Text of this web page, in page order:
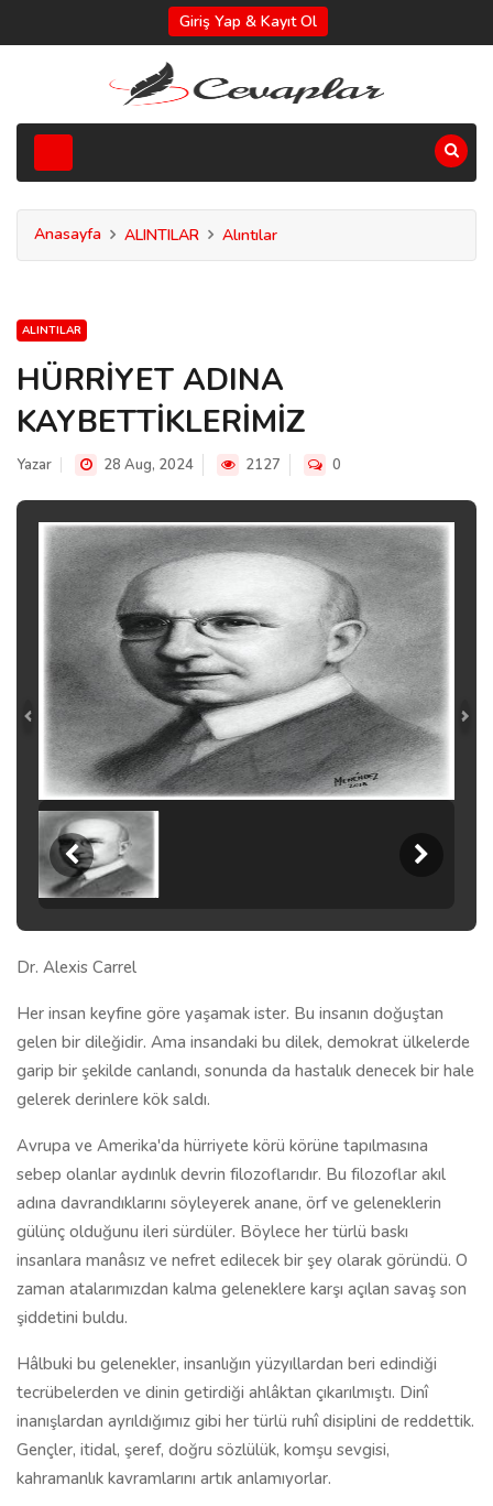
Giriş Yap & Kayıt Ol
Anasayfa ALINTILAR Alıntılar
ALINTILAR
HÜRRİYET ADINA
KAYBETTİKLERİMİZ
Yazar 28 Aug, 2024 2127 0
Dr. Alexis Carrel
Her insan keyfine göre yaşamak ister. Bu insanın doğuştan
gelen bir dileğidir. Ama insandaki bu dilek, demokrat ülkelerde
garip bir şekilde canlandı, sonunda da hastalık denecek bir hale
gelerek derinlere kök saldı.
Avrupa ve Amerika'da hürriyete körü körüne tapılmasına
sebep olanlar aydınlık devrin filozoflarıdır. Bu filozoflar akıl
adına davrandıklarını söyleyerek anane, örf ve geleneklerin
gülünç olduğunu ileri sürdüler. Böylece her türlü baskı
insanlara manâsız ve nefret edilecek bir şey olarak göründü. O
zaman atalarımızdan kalma geleneklere karşı açılan savaş son
şiddetini buldu.
Hâlbuki bu gelenekler, insanlığın yüzyıllardan beri edindiği
tecrübelerden ve dinin getirdiği ahlâktan çıkarılmıştı. Dinî
inanışlardan ayrıldığımız gibi her türlü ruhî disiplini de reddettik.
Gençler, itidal, şeref, doğru sözlülük, komşu sevgisi,
kahramanlık kavramlarını artık anlamıyorlar.